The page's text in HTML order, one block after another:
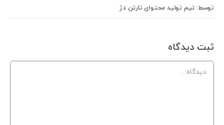
توسط: تیم تولید محتوای تارتن دژ
ثبت ديدگاه
Comment